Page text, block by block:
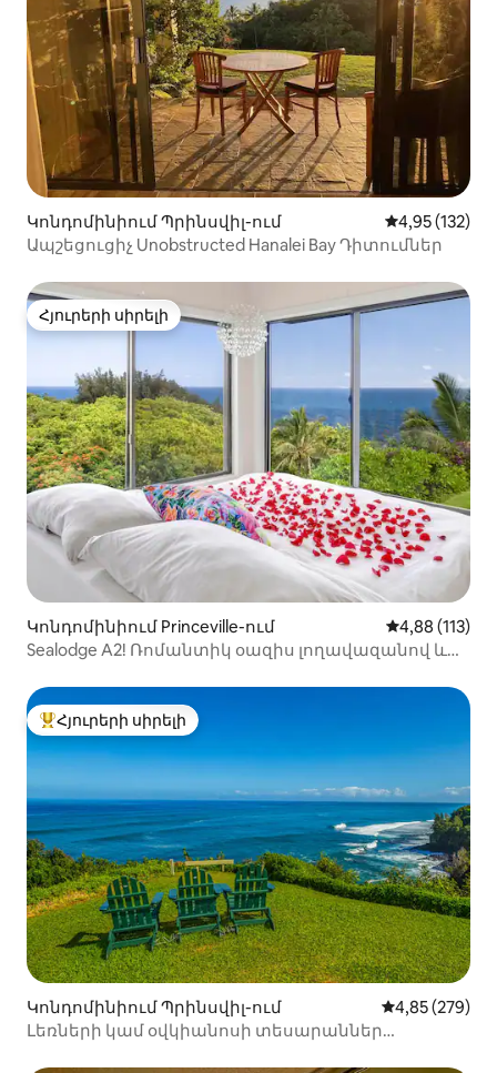
Կոնդոմինիում Պրինսվիլ-ում Միջին
4,95 (132)
Ապշեցուցիչ Unobstructed Hanalei Bay Դիտումներ
Հյուրերի սիրելի
Հյուրերի սիրելի
Կոնդոմինիում Princeville-ում Միջին
4,88 (113)
Sealodge A2! Ռոմանտիկ օազիս լողավազանով և
Հյուրերի սիրելի լավագույն տները
Հյուրերի սիրելի
Կոնդոմինիում Պրինսվիլ-ում Միջին
4,85 (279)
Լեռների կամ օվկիանոսի տեսարաններ